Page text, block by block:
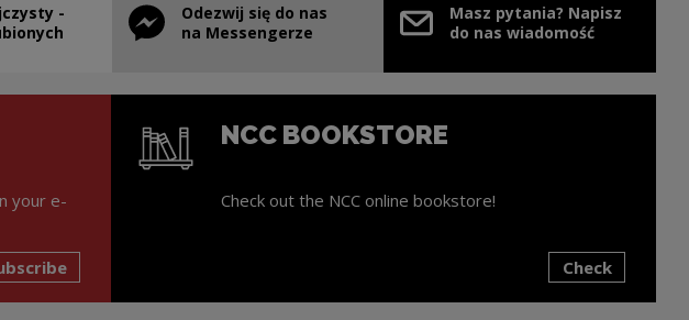
-
in a new window
Odezwij się do nas
na Messengerze
Note, the link will open in a new window
Masz pytania? Napisz
do nas wiadomość
your e-
NCC BOOKSTORE
Check out the NCC online bookstore!
Check